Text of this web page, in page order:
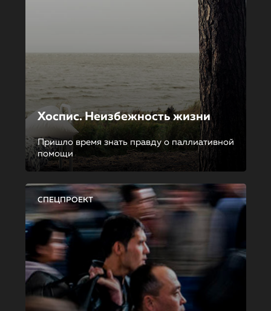
Хоспис. Неизбежность жизни
Пришло время знать правду о паллиативной
помощи
СПЕЦПРОЕКТ